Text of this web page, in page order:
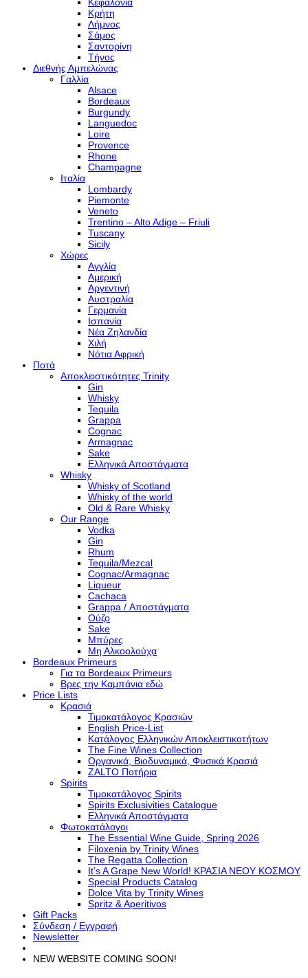
Κεφαλονιά
Κρήτη
Λήμνος
Σάμος
Σαντορίνη
Τήνος
Διεθνής Αμπελώνας
Γαλλία
Alsace
Bordeaux
Burgundy
Languedoc
Loire
Provence
Rhone
Champagne
Ιταλία
Lombardy
Piemonte
Veneto
Trentino – Alto Adige – Friuli
Tuscany
Sicily
Χώρες
Αγγλία
Αμερική
Αργεντινή
Αυστραλία
Γερμανία
Ισπανία
Νέα Ζηλανδία
Χιλή
Νότια Αφρική
Ποτά
Αποκλειστικότητες Trinity
Gin
Whisky
Tequila
Grappa
Cognac
Armagnac
Sake
Ελληνικά Αποστάγματα
Whisky
Whisky of Scotland
Whisky of the world
Old & Rare Whisky
Our Range
Vodka
Gin
Rhum
Tequila/Mezcal
Cognac/Armagnac
Liqueur
Cachaca
Grappa / Αποστάγματα
Ούζο
Sake
Μπύρες
Μη Αλκοολούχα
Bordeaux Primeurs
Για τα Bordeaux Primeurs
Βρες την Καμπάνια εδώ
Price Lists
Κρασιά
Τιμοκατάλογος Κρασιών
English Price-List
Κατάλογος Ελληνικών Αποκλειστικοτήτων
The Fine Wines Collection
Οργανικά, Βιοδυναμικά, Φυσικά Κρασιά
ZALTO Ποτήρια
Spirits
Τιμοκατάλογος Spirits
Spirits Exclusivities Catalogue
Ελληνικά Αποστάγματα
Φωτοκατάλογοι
The Essential Wine Guide, Spring 2026
Filoxenia by Trinity Wines
The Regatta Collection
It’s A Grape New World! ΚΡΑΣΙΑ ΝΕΟΥ ΚΟΣΜΟΥ
Special Products Catalog
Dolce Vita by Trinity Wines
Spritz & Aperitivos
Gift Packs
Σύνδεση / Εγγραφή
Newsletter
NEW WEBSITE COMING SOON!